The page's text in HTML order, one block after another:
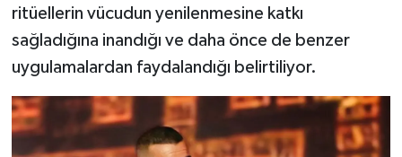
ritüellerin vücudun yenilenmesine katkı
sağladığına inandığı ve daha önce de benzer
uygulamalardan faydalandığı belirtiliyor.